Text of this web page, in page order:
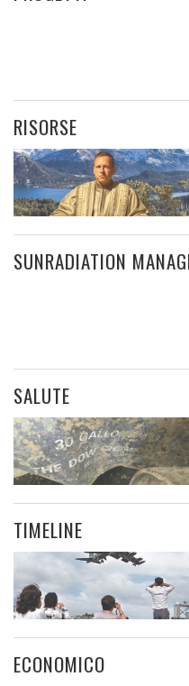
RISORSE
SUNRADIATION
SALUTE
TIMELINE
ECONOMICO